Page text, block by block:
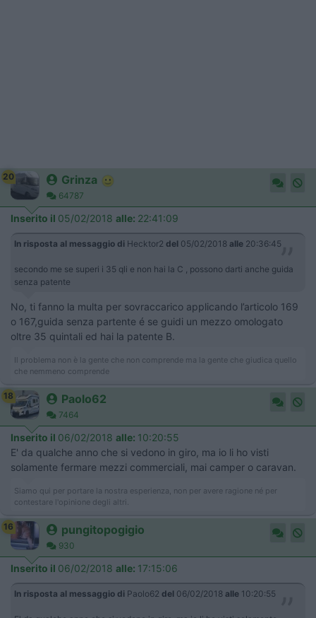
20 Grinza
64787
Inserito il 05/02/2018 alle: 22:41:09
In risposta al messaggio di Hecktor2 del 05/02/2018 alle 20:36:45
secondo me se superi i 35 qli e non hai la C , possono darti anche guida
senza patente
No, ti fanno la multa per sovraccarico applicando l’articolo 169
o 167,guida senza partente é se guidi un mezzo omologato
oltre 35 quintali ed hai la patente B.
Il problema non è la gente che non comprende ma la gente che giudica quello
che nemmeno comprende
18 Paolo62
7464
Inserito il 06/02/2018 alle: 10:20:55
E' da qualche anno che si vedono in giro, ma io li ho visti
solamente fermare mezzi commerciali, mai camper o caravan.
Siamo qui per portare la nostra esperienza, non per avere ragione né per
contestare l'opinione degli altri.
16 pungitopogigio
930
Inserito il 06/02/2018 alle: 17:15:06
In risposta al messaggio di Paolo62 del 06/02/2018 alle 10:20:55